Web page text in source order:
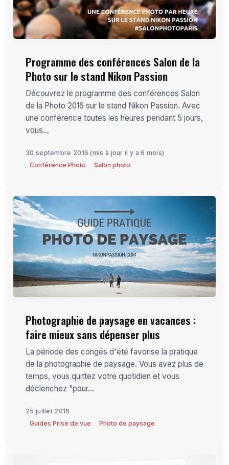
Programme des conférences Salon de la
Photo sur le stand Nikon Passion
Découvrez le programme des conférences Salon
de la Photo 2016 sur le stand Nikon Passion. Avec
une conférence toutes les heures pendant 5 jours,
vous...
30 septembre 2016(mis à jour il y a 6 mois)
Conférence Photo
Salon photo
Photographie de paysage en vacances :
faire mieux sans dépenser plus
La période des congés d'été favorise la pratique
de la photographie de paysage. Vous avez plus de
temps, vous quittez votre quotidien et vous
déclenchez "pour...
25 juillet 2016
Guides Prise de vue
Photo de paysage